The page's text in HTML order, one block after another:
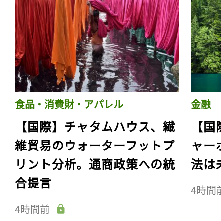
食品・消費財・アパレル
【国際】チャタムハウス、繊
維貿易のウォーターフットプ
リント分析。通商政策への統
合提言
4時間前
金融
【
ャー
法は
4時間